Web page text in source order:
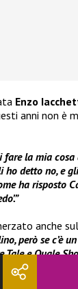
Enzo
anni non è
fare la mia
ho detto no, e
ha risposto
anche
però se c’è
Tale e Quale
edizione,